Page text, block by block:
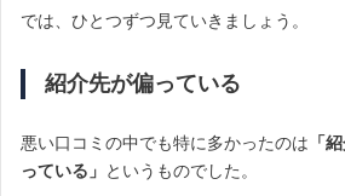
では、ひとつずつ見ていきましょう。
紹介先が偏っている
悪い口コミの中でも特に多かったのは 「
っている」 というものでした。